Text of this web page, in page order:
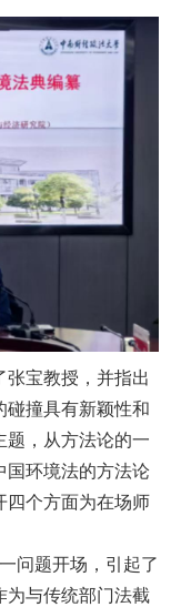
张宝教授，并指出
碰撞具有新颖性和
题，从方法论的一
国环境法的方法论
四个方面为在场师
问题开场，引起了
为与传统部门法截